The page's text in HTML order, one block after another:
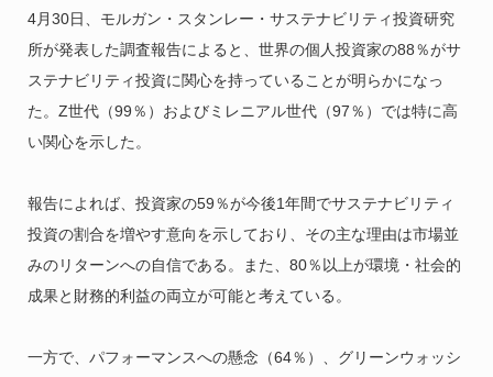
4月30日、モルガン・スタンレー・サステナビリティ投資研究
所が発表した調査報告によると、世界の個人投資家の88％がサ
ステナビリティ投資に関心を持っていることが明らかになっ
た。Z世代（99％）およびミレニアル世代（97％）では特に高
い関心を示した。
報告によれば、投資家の59％が今後1年間でサステナビリティ
投資の割合を増やす意向を示しており、その主な理由は市場並
みのリターンへの自信である。また、80％以上が環境・社会的
成果と財務的利益の両立が可能と考えている。
一方で、パフォーマンスへの懸念（64％）、グリーンウォッシ